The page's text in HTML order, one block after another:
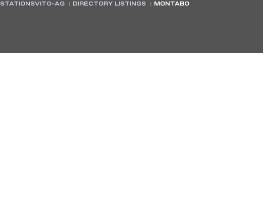
STATIONSVITO-AG : DIRECTORY LISTINGS : MONTABO